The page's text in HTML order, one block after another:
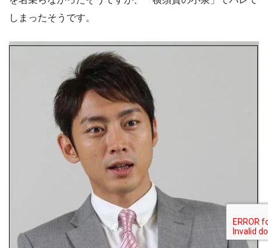
しまったそうです。